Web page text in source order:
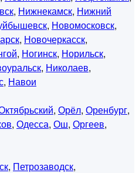
, Нижнекамск, Нижний
, Новомосковск,
, Новочеркасск,
, Ногинск, Норильск,
, Николаев,
, Навои
, Орёл, Оренбург,
, Одесса, Ош, Оргеев,
, Петрозаводск,